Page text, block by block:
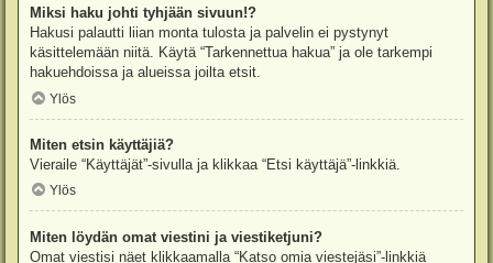
Miksi haku johti tyhjään sivuun!?
Hakusi palautti liian monta tulosta ja palvelin ei pystynyt
käsittelemään niitä. Käytä “Tarkennettua hakua” ja ole tarkempi
hakuehdoissa ja alueissa joilta etsit.
Ylös
Miten etsin käyttäjiä?
Vieraile “Käyttäjät”-sivulla ja klikkaa “Etsi käyttäjä”-linkkiä.
Ylös
Miten löydän omat viestini ja viestiketjuni?
Omat viestisi näet klikkaamalla “Katso omia viestejäsi”-linkkiä